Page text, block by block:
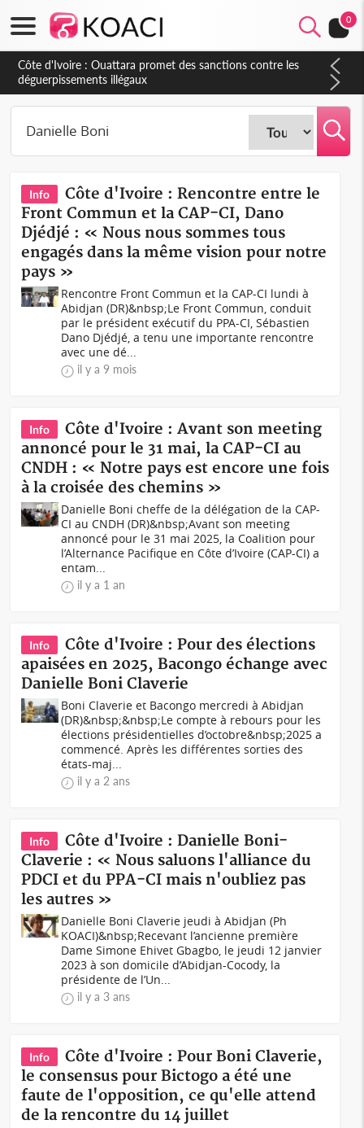
0
Info
Côte d'Ivoire : Rencontre entre le
Front Commun et la CAP-CI, Dano
Djédjé : « Nous nous sommes tous
engagés dans la même vision pour notre
pays »
Rencontre Front Commun et la CAP-CI lundi à
Abidjan (DR)&nbsp;Le Front Commun, conduit
par le président exécutif du PPA-CI, Sébastien
Dano Djédjé, a tenu une importante rencontre
avec une dé...
il y a 9 mois
Info
Côte d'Ivoire : Avant son meeting
annoncé pour le 31 mai, la CAP-CI au
CNDH : « Notre pays est encore une fois
à la croisée des chemins »
Danielle Boni cheffe de la délégation de la CAP-
CI au CNDH (DR)&nbsp;Avant son meeting
annoncé pour le 31 mai 2025, la Coalition pour
l’Alternance Pacifique en Côte d’Ivoire (CAP-CI) a
entam...
il y a 1 an
Info
Côte d'Ivoire : Pour des élections
apaisées en 2025, Bacongo échange avec
Danielle Boni Claverie
Boni Claverie et Bacongo mercredi à Abidjan
(DR)&nbsp;&nbsp;Le compte à rebours pour les
élections présidentielles d’octobre&nbsp;2025 a
commencé. Après les différentes sorties des
états-maj...
il y a 2 ans
Info
Côte d'Ivoire : Danielle Boni-
Claverie : « Nous saluons l'alliance du
PDCI et du PPA-CI mais n'oubliez pas
les autres »
Danielle Boni Claverie jeudi à Abidjan (Ph
KOACI)&nbsp;Recevant l’ancienne première
Dame Simone Ehivet Gbagbo, le jeudi 12 janvier
2023 à son domicile d’Abidjan-Cocody, la
présidente de l’Un...
il y a 3 ans
Info
Côte d'Ivoire : Pour Boni Claverie,
le consensus pour Bictogo a été une
faute de l'opposition, ce qu'elle attend
de la rencontre du 14 juillet